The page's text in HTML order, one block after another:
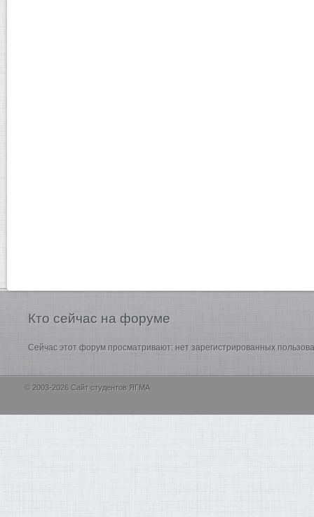
Кто сейчас на форуме
Сейчас этот форум просматривают: нет зарегистрированных
© 2003-2026 Сайт студентов ЯГМА